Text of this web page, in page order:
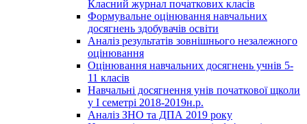
Класний журнал початкових класів
Формувальне оцінювання навчальних
досягнень здобувачів освіти
Аналіз результатів зовнішнього незалежного
оцінювання
Оцінювання навчальних досягнень учнів 5-
11 класів
Навчальні досягнення унів початкової щколи
у І семетрі 2018-2019н.р.
Аналіз ЗНО та ДПА 2019 року